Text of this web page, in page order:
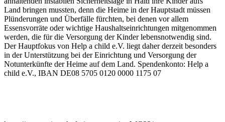
Land bringen mussten, denn die Heime in der Hauptstadt müssen
Plünderungen und Überfälle fürchten, bei denen vor allem
Essensvorräte oder wichtige Haushaltseinrichtungen mitgenommen
werden, die für die Versorgung der Kinder lebensnotwendig sind.
Der Hauptfokus von Help a child e.V. liegt daher derzeit besonders
in der Unterstützung bei der Einrichtung und Versorgung der
Notunterkünfte der Heime auf dem Land. Spendenkonto: Help a
child e.V., IBAN DE08 5705 0120 0000 1175 07